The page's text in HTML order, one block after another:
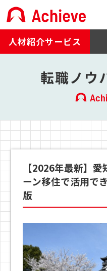
人材紹介サービス
転職ノウ
【2026年最新】
ーン移住で活用で
版